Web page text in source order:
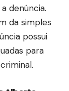
denúncia.
da simples
possui
para